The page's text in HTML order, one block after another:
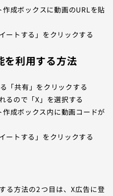
成ボックスに動画のURLを貼
ートする」をクリックする
利用する方法
「共有」をクリックする
るので「X」を選択する
成ボックス内に動画コードが
ートする」をクリックする
る方法の2つ目は、X広告に登